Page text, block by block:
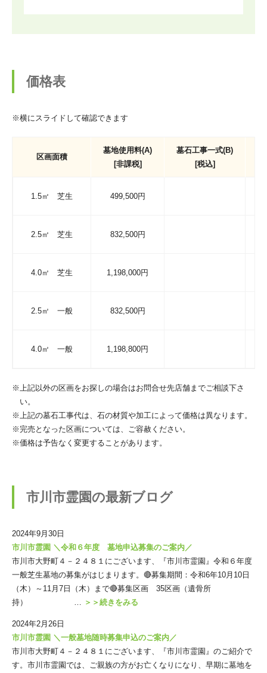
価格表
※横にスライドして確認できます
区画面積
墓地使用料(A)
[非課税]
墓石工事一式(B)
[税込]
1.5㎡ 芝生 499,500円
2.5㎡ 芝生 832,500円
4.0㎡ 芝生 1,198,000円
2.5㎡ 一般 832,500円
4.0㎡ 一般 1,198,800円
※上記以外の区画をお探しの場合はお問合せ先店舗までご相談下さ
い。
※上記の墓石工事代は、石の材質や加工によって価格は異なります。
※完売となった区画については、ご容赦ください。
※価格は予告なく変更することがあります。
市川市霊園の最新ブログ
2024年9月30日
市川市霊園 ＼令和６年度 墓地申込募集のご案内／
市川市大野町４－２４８１にございます、『市川市霊園』令和６年度
一般芝生墓地の募集がはじまります。🔴募集期間：令和6年10月10日
（木）～11月7日（木）まで🔴募集区画 35区画（遺骨所
持） …
＞＞続きをみる
2024年2月26日
市川市霊園 ＼一般墓地随時募集申込のご案内／
市川市大野町４－２４８１にございます、『市川市霊園』のご紹介で
す。市川市霊園では、ご親族の方がお亡くなりになり、早期に墓地を